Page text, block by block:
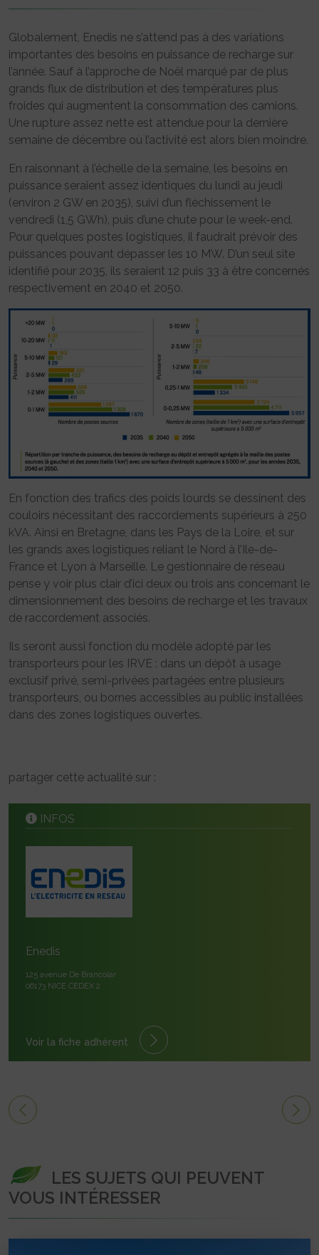
Globalement, Enedis ne s’attend pas à des variations
importantes des besoins en puissance de recharge sur
l’année. Sauf à l’approche de Noël marqué par de plus
grands flux de distribution et des températures plus
froides qui augmentent la consommation des camions.
Une rupture assez nette est attendue pour la dernière
semaine de décembre où l’activité est alors bien moindre.
En raisonnant à l’échelle de la semaine, les besoins en
puissance seraient assez identiques du lundi au jeudi
(environ 2 GW en 2035), suivi d’un fléchissement le
vendredi (1,5 GWh), puis d’une chute pour le week-end.
Pour quelques postes logistiques, il faudrait prévoir des
puissances pouvant dépasser les 10 MW. D’un seul site
identifié pour 2035, ils seraient 12 puis 33 à être concernés
respectivement en 2040 et 2050.
En fonction des trafics des poids lourds se dessinent des
couloirs nécessitant des raccordements supérieurs à 250
kVA. Ainsi en Bretagne, dans les Pays de la Loire, et sur
les grands axes logistiques reliant le Nord à l’Ile-de-
France et Lyon à Marseille. Le gestionnaire de réseau
pense y voir plus clair d’ici deux ou trois ans concernant le
dimensionnement des besoins de recharge et les travaux
de raccordement associés.
Ils seront aussi fonction du modèle adopté par les
transporteurs pour les IRVE : dans un dépôt à usage
exclusif privé, semi-privées partagées entre plusieurs
transporteurs, ou bornes accessibles au public installées
dans des zones logistiques ouvertes.
partager cette actualité sur :
INFOS
Enedis
125 avenue De Brancolar
06173 NICE CEDEX 2
Voir la fiche adhérent
LES SUJETS QUI PEUVENT
VOUS INTÉRESSER